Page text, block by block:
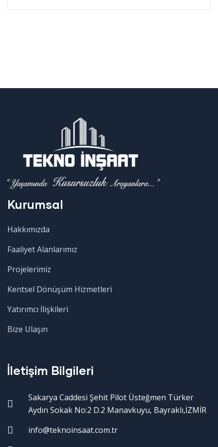
Kurumsal
Hakkımızda
Faaliyet Alanlarımız
Projelerimiz
Kentsel Dönüşüm Hizmetleri
Yatırımcı İlişkileri
Bize Ulaşın
İletişim Bilgileri
Sakarya Caddesi Şehit Pilot Üsteğmen Türker
Aydın Sokak No:2 D.2 Manavkuyu, Bayraklı,İZMİR
info@teknoinsaat.com.tr